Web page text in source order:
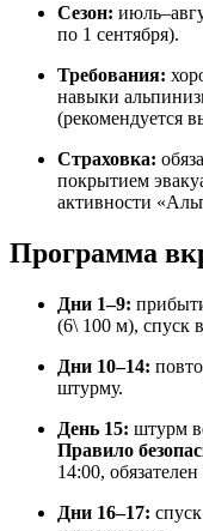
Сезон:
по 1 сентября).
Требования:
навыки
(рекомендуется
Страховка:
покрытием
активности
Программа
Дни 1–9:
(6\ 100 м), спуск
Дни 10–14:
штурму.
День 15: штурм
Правило
14:00,
Дни 16–17: